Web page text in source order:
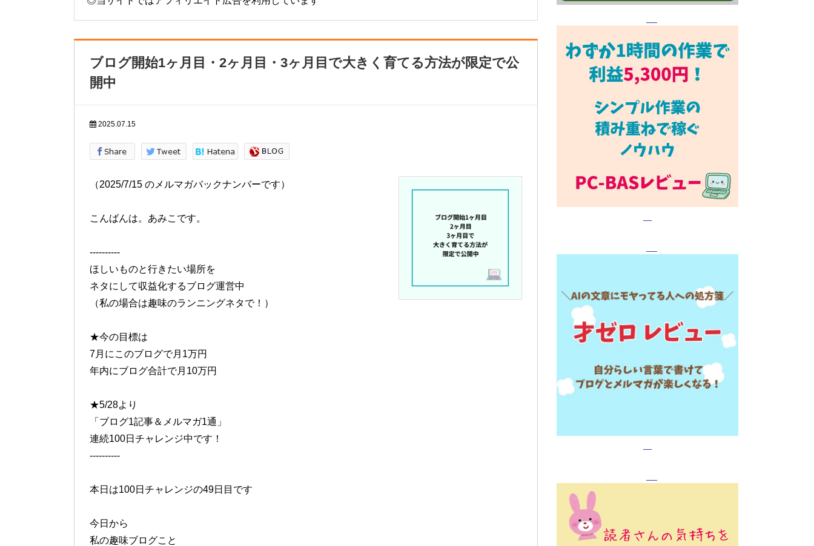
ブログ開始1ヶ月目・2ヶ月目・3ヶ月目で大きく育てる方法が限定で公
開中
2025.07.15
（2025/7/15 のメルマガバックナンバーです）
こんばんは。あみこです。
----------
ほしいものと行きたい場所を
ネタにして収益化するブログ運営中
（私の場合は趣味のランニングネタで！）
★今の目標は
7月にこのブログで月1万円
年内にブログ合計で月10万円
★5/28より
「ブログ1記事＆メルマガ1通」
連続100日チャレンジ中です！
----------
本日は100日チャレンジの49日目です
今日から
私の趣味ブログこと